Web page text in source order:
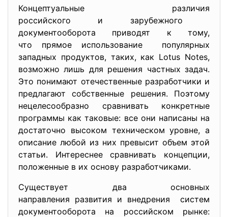
Концептуальные различия
российского и зарубежного
документооборота приводят к тому,
что прямое использование популярных
западных продуктов, таких, как Lotus Notes,
возможно лишь для решения частных задач.
Это понимают отечественные разработчики и
предлагают собственные решения. Поэтому
нецелесообразно сравнивать конкретные
программы как таковые: все они написаны на
достаточно высоком техническом уровне, а
описание любой из них превысит объем этой
статьи. Интереснее сравнивать концепции,
положенные в их основу разработчиками.
Существует два основных
направления развития и внедрения систем
документооборота на российском рынке: